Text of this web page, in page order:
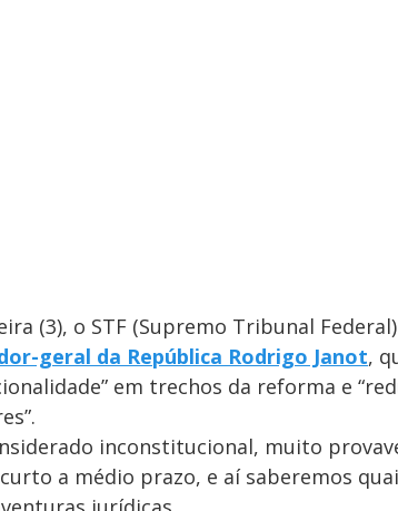
(3), o STF (Supremo Tribunal
geral da República Rodrigo Janot,
em trechos da reforma e
inconstitucional, muito
a médio prazo, e aí saberemos